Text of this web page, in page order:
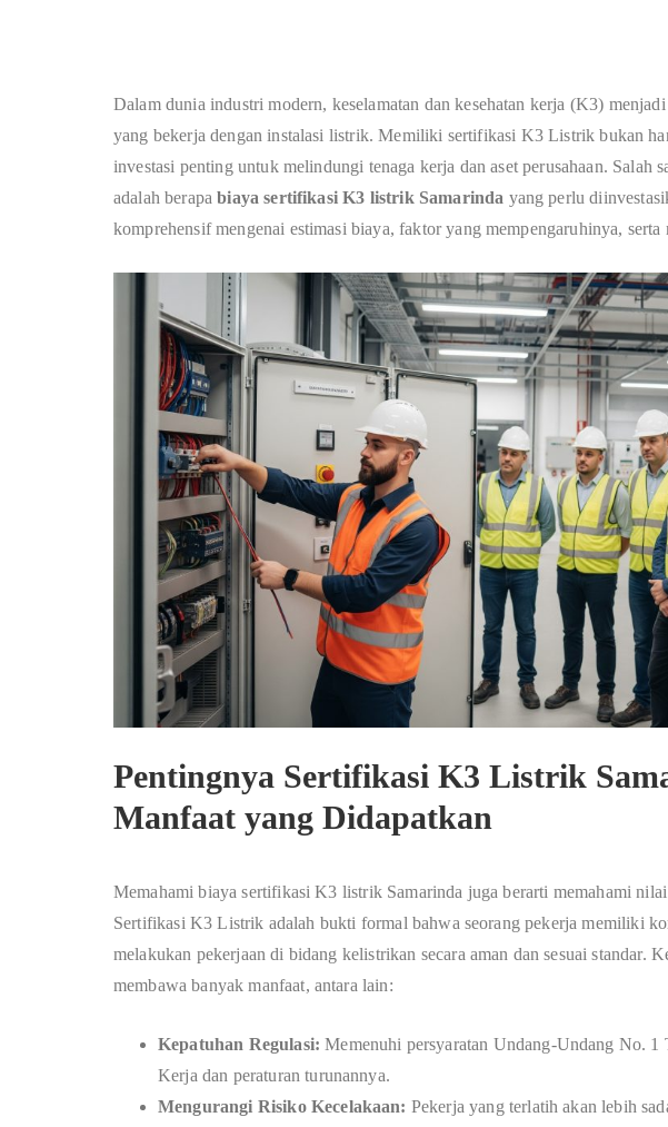
Dalam dunia industri modern, keselamatan dan kesehatan kerja (K3)
yang bekerja dengan instalasi listrik. Memiliki sertifikasi K3 Listrik bukan
investasi penting untuk melindungi tenaga kerja dan aset perusahaan. Salah
adalah berapabiaya sertifikasi K3 listrik Samarinda yang perlu
komprehensif mengenai estimasi biaya, faktor yang mempengaruhinya,
Pentingnya Sertifikasi K3 Listrik
Manfaat yang Didapatkan
Memahami biaya sertifikasi K3 listrik Samarinda juga berarti memahami
Sertifikasi K3 Listrik adalah bukti formal bahwa seorang pekerja memiliki
melakukan pekerjaan di bidang kelistrikan secara aman dan sesuai standar.
membawa banyak manfaat, antara lain:
Kepatuhan Regulasi: Memenuhi persyaratan Undang-Undang No. 1
Kerja dan peraturan turunannya.
Mengurangi Risiko Kecelakaan: Pekerja yang terlatih akan lebih